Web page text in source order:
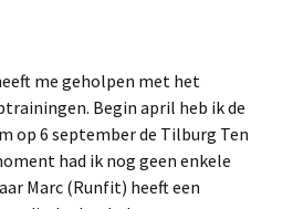
me geholpen met het
Begin april heb ik de
op 6 september de Tilburg Ten
had ik nog geen enkele
Marc (Runfit) heeft een